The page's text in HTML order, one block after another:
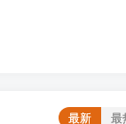
最新 最